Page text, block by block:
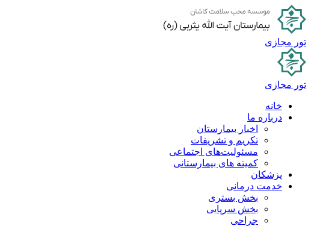
پرش
به
محتوا
تور مجازی
تور مجازی
خانه
درباره ما
اخبار بیمارستان
تکریم و تشریفات
مسئولیت‌های اجتماعی
کمیته های بیمارستانی
پزشکان
خدمت درمانی
بخش بستری
بخش سرپایی
جراحی